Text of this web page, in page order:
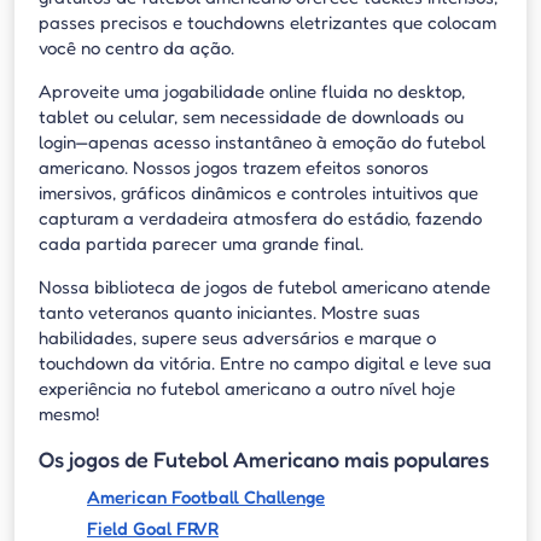
passes precisos e touchdowns eletrizantes que colocam
você no centro da ação.
Aproveite uma jogabilidade online fluida no desktop,
tablet ou celular, sem necessidade de downloads ou
login—apenas acesso instantâneo à emoção do futebol
americano. Nossos jogos trazem efeitos sonoros
imersivos, gráficos dinâmicos e controles intuitivos que
capturam a verdadeira atmosfera do estádio, fazendo
cada partida parecer uma grande final.
Nossa biblioteca de jogos de futebol americano atende
tanto veteranos quanto iniciantes. Mostre suas
habilidades, supere seus adversários e marque o
touchdown da vitória. Entre no campo digital e leve sua
experiência no futebol americano a outro nível hoje
mesmo!
Os jogos de Futebol Americano mais populares
American Football Challenge
Field Goal FRVR